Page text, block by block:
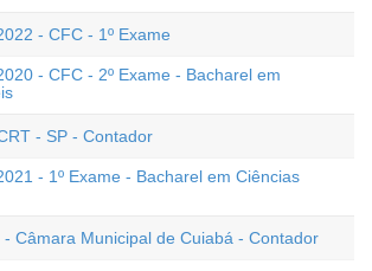
- CFC - 1º Exame
- CFC - 2º Exame - Bacharel em
- SP - Contador
- 1º Exame - Bacharel em Ciências
- Câmara Municipal de Cuiabá - Contador